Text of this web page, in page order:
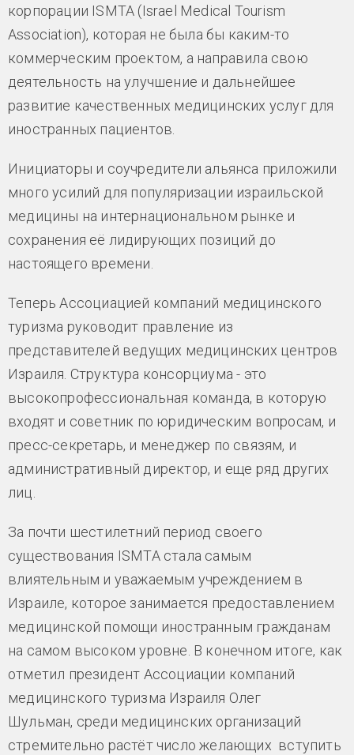
корпорации ISMTA (Israel Medical Tourism
Association), которая не была бы каким-то
коммерческим проектом, а направила свою
деятельность на улучшение и дальнейшее
развитие качественных медицинских услуг для
иностранных пациентов.
Инициаторы и соучредители альянса приложили
много усилий для популяризации израильской
медицины на интернациональном рынке и
сохранения её лидирующих позиций до
настоящего времени.
Теперь Ассоциацией компаний медицинского
туризма руководит правление из
представителей ведущих медицинских центров
Израиля. Структура консорциума - это
высокопрофессиональная команда, в которую
входят и советник по юридическим вопросам, и
пресс-секретарь, и менеджер по связям, и
административный директор, и еще ряд других
лиц.
За почти шестилетний период своего
существования ISMTA стала самым
влиятельным и уважаемым учреждением в
Израиле, которое занимается предоставлением
медицинской помощи иностранным гражданам
на самом высоком уровне. В конечном итоге, как
отметил президент Ассоциации компаний
медицинского туризма Израиля Олег
Шульман, среди медицинских организаций
стремительно растёт число желающих вступить